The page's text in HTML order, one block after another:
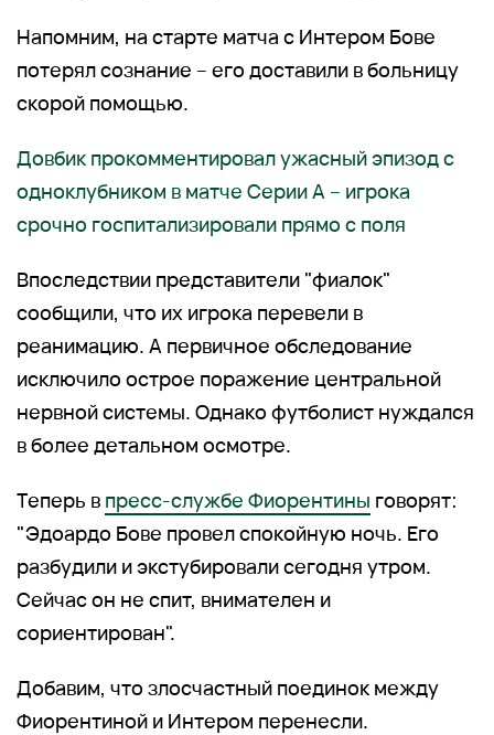
Напомним, на старте матча с Интером Бове
потерял сознание – его доставили в больницу
скорой помощью.
Довбик прокомментировал ужасный эпизод с
одноклубником в матче Серии А – игрока
срочно госпитализировали прямо с поля
Впоследствии представители "фиалок"
сообщили, что их игрока перевели в
реанимацию. А первичное обследование
исключило острое поражение центральной
нервной системы. Однако футболист нуждался
в более детальном осмотре.
Теперь в пресс-службе Фиорентины говорят:
"Эдоардо Бове провел спокойную ночь. Его
разбудили и экстубировали сегодня утром.
Сейчас он не спит, внимателен и
сориентирован".
Добавим, что злосчастный поединок между
Фиорентиной и Интером перенесли.